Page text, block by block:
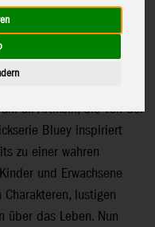
von Moose Toys!
an Artikeln, die von der
Bluey inspiriert
zu einer wahren
und Erwachsene
lustigen
über das Leben. Nun